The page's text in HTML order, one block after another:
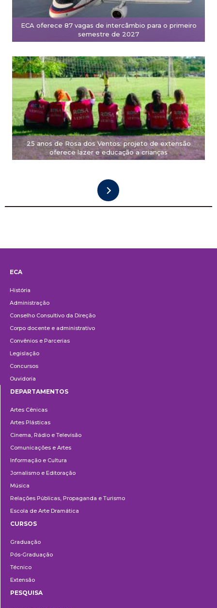
ECA oferece 87 vagas de intercâmbio para o primeiro
semestre de 2027
25 anos de Rosa dos Ventos: projeto de extensão
oferece lazer e educação a crianças
ECA
História
Administração
Conselho Consultivo da Direção
Corpo docente e administrativo
Convênios e Parcerias
Legislação
Concursos
Ouvidoria
DEPARTAMENTOS
Artes Cênicas
Artes Plásticas
Cinema, Rádio e Televisão
Comunicações e Artes
Informação e Cultura
Jornalismo e Editoração
Música
Relações Públicas, Propaganda e Turismo
Escola de Arte Dramática
CURSOS
Graduação
Pós-Graduação
Técnico
Extensão
PESQUISA